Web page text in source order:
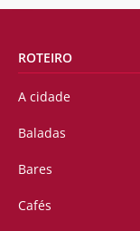
ROTEIRO
A cidade
Baladas
Bares
Cafés